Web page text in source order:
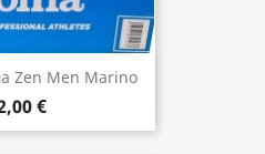
Zen Men Marino
€